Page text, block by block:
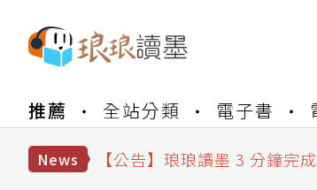
推薦 全站分類 電子書
News
【公告】琅琅讀墨數位閱讀
【公告】琅琅讀墨 3 分鐘完